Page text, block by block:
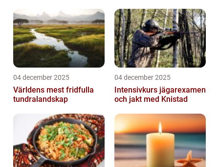
04 december 2025
Världens mest fridfulla
tundralandskap
04 december 2025
Intensivkurs jägarexamen
och jakt med Knistad